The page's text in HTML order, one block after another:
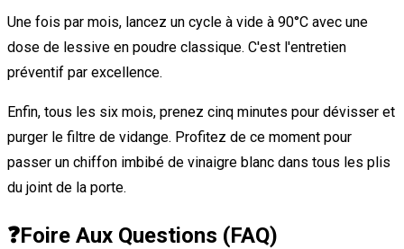
Une fois par mois, lancez un cycle à vide à 90°C avec une
dose de lessive en poudre classique. C'est l'entretien
préventif par excellence.
Enfin, tous les six mois, prenez cinq minutes pour dévisser et
purger le filtre de vidange. Profitez de ce moment pour
passer un chiffon imbibé de vinaigre blanc dans tous les plis
du joint de la porte.
❓Foire Aux Questions (FAQ)